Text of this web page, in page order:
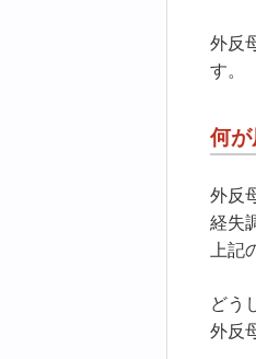
外反
す。
何が
外反
経失
上
どう
外反